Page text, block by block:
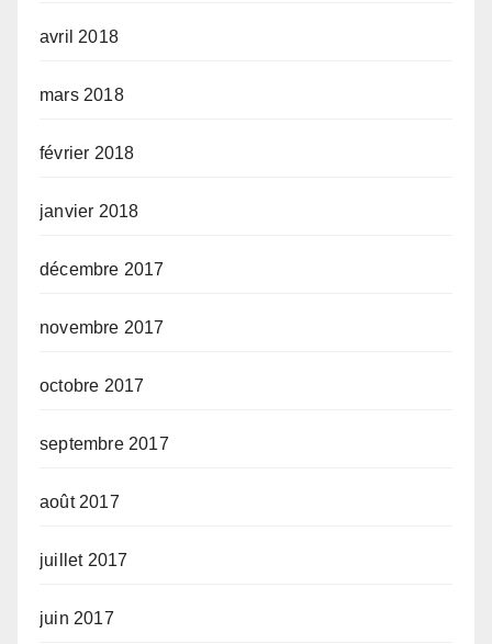
avril 2018
mars 2018
février 2018
janvier 2018
décembre 2017
novembre 2017
octobre 2017
septembre 2017
août 2017
juillet 2017
juin 2017